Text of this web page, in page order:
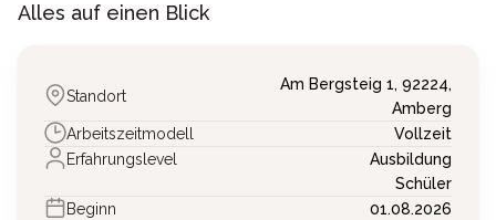
Alles auf einen Blick
Standort
Am Bergsteig 1, 92224,
Amberg
Arbeitszeitmodell
Vollzeit
Erfahrungslevel
Ausbildung
Schüler
Beginn
01.08.2026